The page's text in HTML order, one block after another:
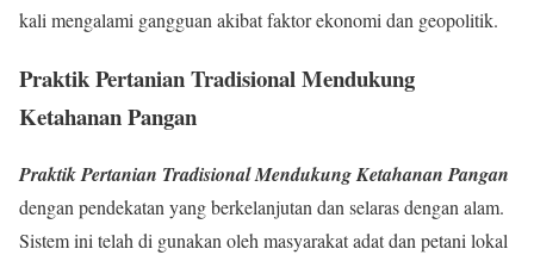
kali mengalami gangguan akibat faktor ekonomi dan geopolitik.
Praktik Pertanian Tradisional Mendukung
Ketahanan Pangan
Praktik Pertanian Tradisional Mendukung Ketahanan Pangan
dengan pendekatan yang berkelanjutan dan selaras dengan alam.
Sistem ini telah di gunakan oleh masyarakat adat dan petani lokal